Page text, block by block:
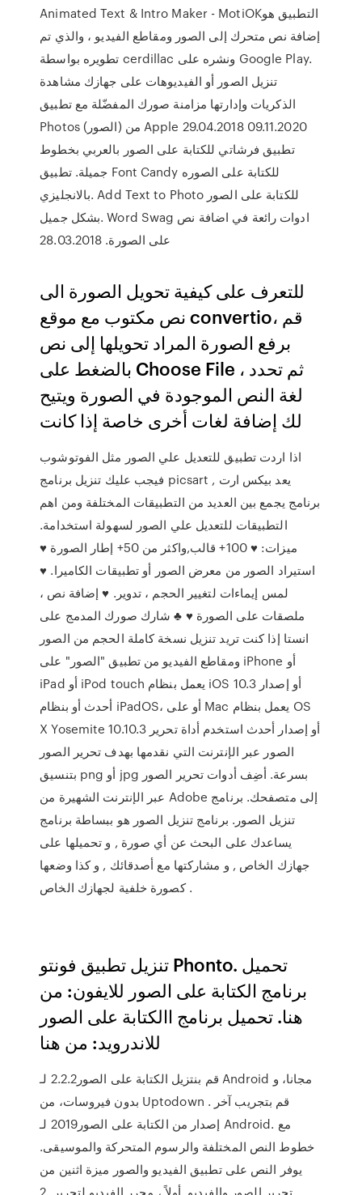
Animated Text & Intro Maker - MotiOK‏ التطبيق هو
إضافة نص متحرك إلى الصور ومقاطع الفيديو ، والذي تم
تطويره بواسطة cerdillac ونشره على Google Play.
تنزيل الصور أو الفيديوهات على جهازك مشاهدة
الذكريات وإدارتها مزامنة صورك المفضّلة مع تطبيق
Photos (الصور) من Apple 29.04.2018 09.11.2020
تطبيق فرشاتي للكتابة على الصور بالعربي بخطوط
جميلة. تطبيق Font Candy للكتابة على الصوره
بالانجليزي. Add Text to Photo للكتابة على الصور
بشكل جميل. Word Swag ادوات رائعة في اضافة نص
على الصورة. 28.03.2018
للتعرف على كيفية تحويل الصورة الى
نص مكتوب مع موقع convertio، قم
برفع الصورة المراد تحويلها إلى نص
بالضغط على Choose File ، ثم تحدد
لغة النص الموجودة في الصورة ويتيح
لك إضافة لغات أخرى خاصة إذا كانت
اذا اردت تطبيق للتعديل علي الصور مثل الفوتوشوب
فيجب عليك تنزيل برنامج picsart , يعد بيكس ارت
برنامج يجمع بين العديد من التطبيقات المختلفة ومن اهم
التطبيقات للتعديل علي الصور لسهولة استخدامة.
ميزات: ♥ 100+ قالب,واكثر من 50+ إطار الصورة ♥
استيراد الصور من معرض الصور أو تطبيقات الكاميرا. ♥
لمس إيماءات لتغيير الحجم ، تدوير. ♥ إضافة نص ،
ملصقات على الصورة ♥ ♣ شارك صورك المدمج على
انستا إذا كنت تريد تنزيل نسخة كاملة الحجم من الصور
ومقاطع الفيديو من تطبيق "الصور" على iPhone أو
iPad أو iPod touch يعمل بنظام iOS 10.3 أو إصدار
أحدث أو بنظام iPadOS، أو على Mac يعمل بنظام OS
X Yosemite 10.10.3 أو إصدار أحدث استخدم أداة تحرير
الصور عبر الإنترنت التي نقدمها بهدف تحرير الصور
بتنسيق png أو jpg بسرعة. أضِف أدوات تحرير الصور
عبر الإنترنت الشهيرة من Adobe إلى متصفحك. برنامج
تنزيل الصور. برنامج تنزيل الصور هو ببساطة برنامج
يساعدك على البحث عن أي صورة , و تحميلها على
جهازك الخاص , و مشاركتها مع أصدقائك , و كذا وضعها
كصورة خلفية لجهازك الخاص .
تنزيل تطبيق فونتو Phonto. تحميل
برنامج الكتابة على الصور للايفون: من
هنا. تحميل برنامج االكتابة على الصور
للاندرويد: من هنا
قم بنتزيل الكتابة على الصور2.2.2 لـ Android مجانا، و
بدون فيروسات، من Uptodown . قم بتجريب آخر
إصدار من الكتابة على الصور2019 لـ Android. مع
خطوط النص المختلفة والرسوم المتحركة والموسيقى.
يوفر النص على تطبيق الفيديو والصور ميزة اثنين من
تحرير الصور والفيديو. أولاً ، محرر الفيديو لتحرير 2